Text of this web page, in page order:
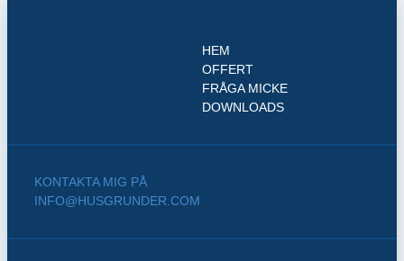
HEM
OFFERT
FRÅGA MICKE
DOWNLOADS
KONTAKTA MIG PÅ
INFO@HUSGRUNDER.COM